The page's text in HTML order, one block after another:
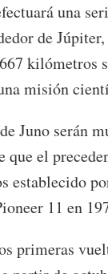
una
de
kilómetros
misión
Juno serán
que el
establecido
11 en
primeras